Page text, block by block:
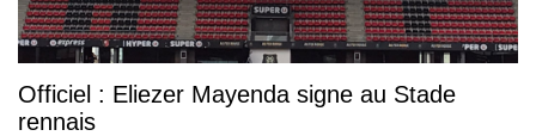
Officiel : Eliezer Mayenda signe au Stade
rennais